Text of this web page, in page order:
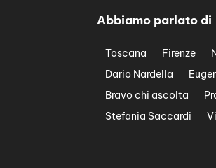
Abbiamo parlato di
Toscana Firenze
Dario Nardella
Bravo chi ascolta
Stefania Saccardi